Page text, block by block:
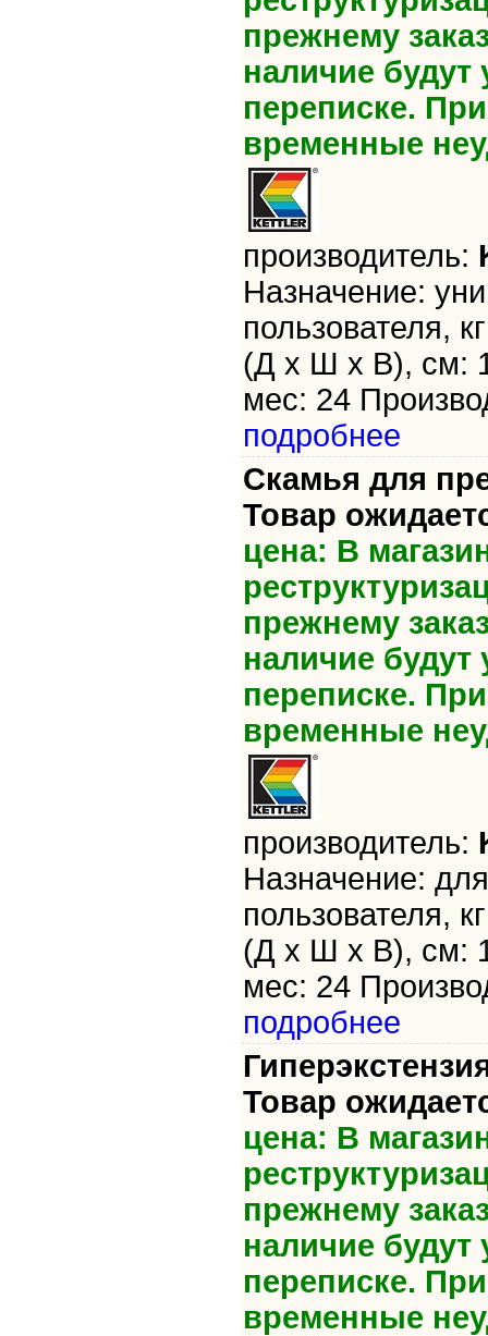
прежнему
наличие будут
переписке.
временные
производитель:
Назначение:
пользователя,
(Д х Ш х В), см:
мес: 24
подробнее
Скамья для
Товар
цена: В
прежнему
наличие будут
переписке.
временные
производитель:
Назначение:
пользователя,
(Д х Ш х В), см:
мес: 24
подробнее
Товар
цена: В
прежнему
наличие будут
переписке.
временные